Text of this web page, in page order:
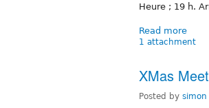
Heure ; 19 h.
Read more
1 attachment
XMas
Posted by simon